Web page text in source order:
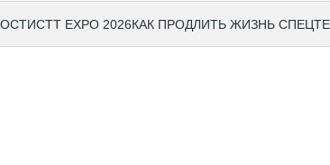
CTT EXPO 2026КАК ПРОДЛИТЬ ЖИЗНЬ